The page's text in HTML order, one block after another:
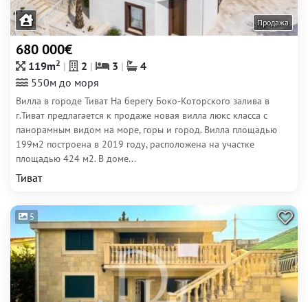
Продажа
680 000€
119m2 2 3
4
550м до моря
Вилла в городе Тиват На берегу Боко-Которского залива в
г.Тиват предлагается к продаже новая вилла люкс класса с
панорамным видом на море, горы и город. Вилла площадью
199м2 построена в 2019 году, расположена на участке
площадью 424 м2. В доме...
Тиват
5